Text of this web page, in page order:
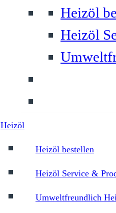
Heizöl
Heizöl
Heizöl
Heizöl bestellen
Heizöl Service &
Umweltfreundlich